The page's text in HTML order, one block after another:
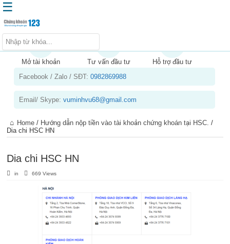
Trang chủ
Kiến thức chứng khoán
Kinh nghiệm đầu tư
Sản phẩm – dịch vụ
Chứng khoán phái sinh
☰
Mở tài khoản Tư vấn đầu tư
Hỗ trợ đầu tư
Facebook / Zalo / SĐT:0982869988
Email/ Skype:vuminhvu68@gmail.com
Home / Hướng dẫn nộp tiền vào tài khoản chứng khoán tại HSC. /
Dia chi HSC HN
Dia chi HSC HN
in 669 Views